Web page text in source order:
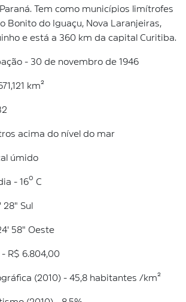
Tem como municípios limítrofes
Bonito do Iguaçu, Nova Laranjeiras,
e está a 360 km da capital Curitiba.
- 30 de novembro de 1946
km²
acima do nível do mar
úmido
- 16º C
Sul
58" Oeste
R$ 6.804,00
(2010) - 45,8 habitantes /km²